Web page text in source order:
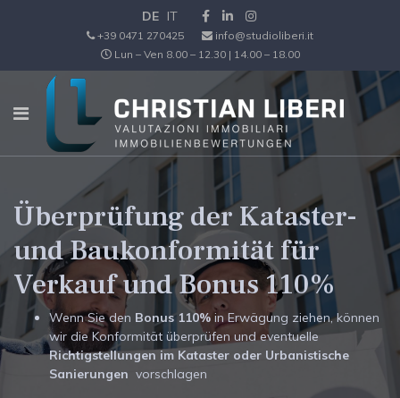
DE IT
+39 0471 270425
info@studioliberi.it
Lun – Ven 8.00 – 12.30 | 14.00 – 18.00
Überprüfung der Kataster-
und Baukonformität für
Verkauf und Bonus 110%
Wenn Sie den Bonus 110% in Erwägung ziehen, können
wir die Konformität überprüfen und eventuelle
Richtigstellungen im Kataster oder Urbanistische
Sanierungen vorschlagen